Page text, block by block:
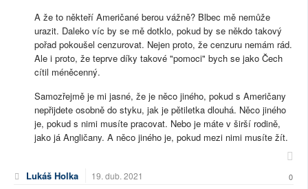
A že to někteří Američané berou vážně? Blbec mě nemůže
urazit. Daleko víc by se mě dotklo, pokud by se někdo takový
pořad pokoušel cenzurovat. Nejen proto, že cenzuru nemám rád.
Ale i proto, že teprve díky takové "pomoci" bych se jako Čech
cítil méněcenný.
Samozřejmě je mi jasné, že je něco jiného, pokud s Američany
nepřijdete osobně do styku, jak je pětiletka dlouhá. Něco jiného
je, pokud s nimi musíte pracovat. Nebo je máte v širší rodině,
jako já Angličany. A něco jiného je, pokud mezi nimi musíte žít.
Lukáš Holka 19. dub. 2021 0